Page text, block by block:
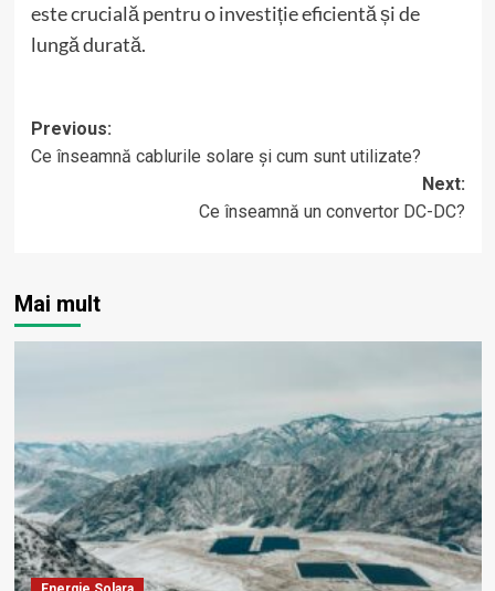
este crucială pentru o investiție eficientă și de
lungă durată.
Post
navigation
Previous:
Ce înseamnă cablurile solare și cum sunt utilizate?
Next:
Ce înseamnă un convertor DC-DC?
Mai mult